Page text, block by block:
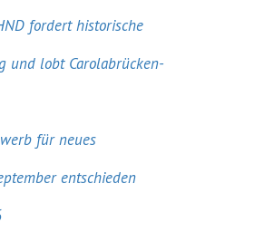
fordert historische
und lobt Carolabrücken-
für neues
entschieden